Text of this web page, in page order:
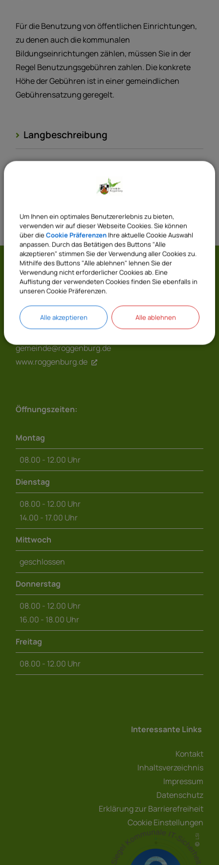
Für die Benutzung von öffentlichen Einrichtungen,
zu denen auch die kommunalen
Bildungseinrichtungen zählen, müssen Sie in der
Regel Benutzungsgebühren zahlen. Die konkrete
Höhe der Gebühren ist in einer gemeindlichen
Gebührensatzung geregelt.
Langbeschreibung
Gemeinde Roggenburg
Prälatenhof 2
89297 Roggenburg
07300 9696 - 0
gemeinde@roggenburg.de
www.roggenburg.de
Öffnungszeiten:
Montag
08.00 - 12.00 Uhr
Dienstag
08.00 - 12.00 Uhr
14.00 - 17.00 Uhr
Mittwoch
geschlossen
Donnerstag
08.00 - 12.00 Uhr
16.00 - 18.00 Uhr
Freitag
08.00 - 12.00 Uhr
Interessante Links
Kontakt
Inhaltsverzeichnis
Impressum
Datenschutz
Erklärung zur Barrierefreiheit
Cookie Einstellungen
LSI
Um Ihnen ein optimales Benutzererlebnis zu bieten,
verwenden wir auf dieser Webseite Cookies. Sie können
über die Cookie Präferenzen Ihre aktuelle Cookie Auswahl
anpassen. Durch das Betätigen des Buttons "Alle
akzeptieren" stimmen Sie der Verwendung aller Cookies zu.
Mithilfe des Buttons "Alle ablehnen" lehnen Sie der
Verwendung nicht erforderlicher Cookies ab. Eine
Auflistung der verwendeten Cookies finden Sie ebenfalls in
unseren Cookie Präferenzen.
Alle akzeptieren Alle ablehnen